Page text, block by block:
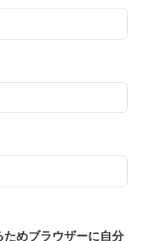
めブラウザーに自分